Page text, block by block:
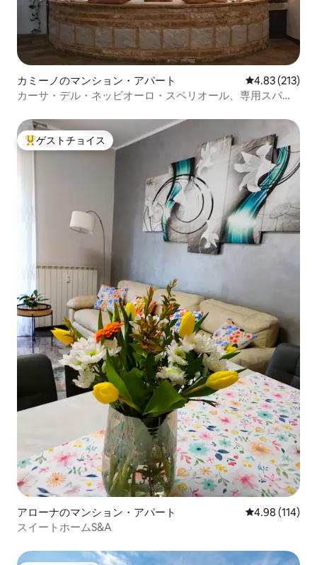
カミーノのマンション・アパート レビュー213
4.83 (213)
カーサ・デル・ネッビオーロ・スペリオール、専用スパと
大好評のゲストチョイスです。
ゲストチョイス
アローナのマンション・アパート レビュー114
4.98 (114)
スイートホームS&A